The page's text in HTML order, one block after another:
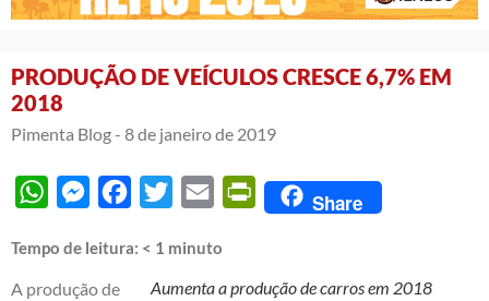
PRODUÇÃO DE VEÍCULOS CRESCE 6,7% EM
2018
Pimenta Blog - 8 de janeiro de 2019
WhatsAppMessengerFacebook
Twitter Email PrintFriendly
Share
Tempo de leitura: < 1 minuto
Aumenta a produção de carros em 2018
A produção de